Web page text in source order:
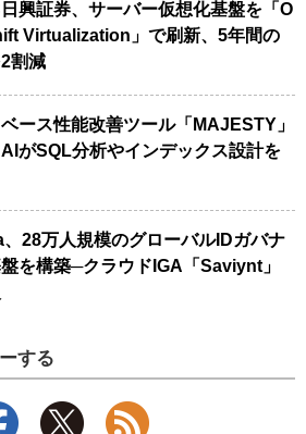
興証券、サーバー仮想化基盤を「O
Virtualization」で刷新、5年間の
割減
ース性能改善ツール「MAJESTY」
がSQL分析やインデックス設計を
28万人規模のグローバルIDガバナ
を構築─クラウドIGA「Saviynt」
する